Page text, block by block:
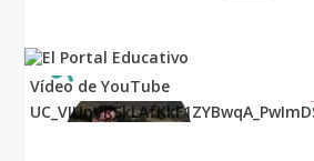
Vídeo de YouTube